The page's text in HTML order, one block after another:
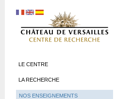
LE CENTRE
LA RECHERCHE
NOS ENSEIGNEMENTS